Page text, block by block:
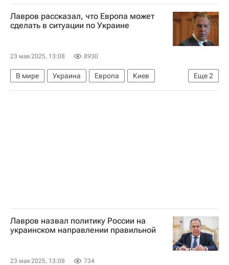
Россия
Харьковская область
Лавров рассказал, что Европа может
сделать в ситуации по Украине
23 мая 2025, 13:08 8930
Еще2
В мире Украина Европа
Киев
Сергей Лавров
ООН
Лавров назвал политику России на
украинском направлении правильной
23 мая 2025, 13:08 734